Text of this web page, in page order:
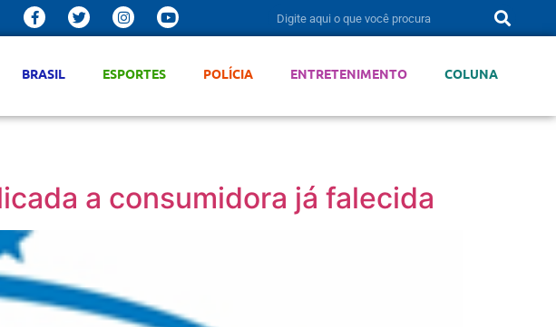
BRASIL ESPORTES POLÍCIA ENTRETENIMENTO COLUNA
a consumidora já falecida